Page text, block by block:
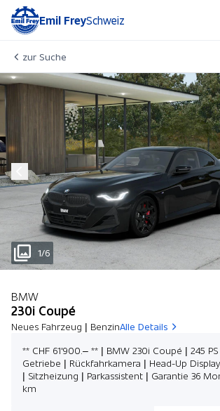
Emil FreySchweiz
zur Suche
1/6
BMW
230i Coupé
Neues Fahrzeug | BenzinAlle Details
** CHF 61'900.– ** | BMW 230i Coupé | 245
Getriebe | Rückfahrkamera | Head-Up
| Sitzheizung | Parkassistent | Garantie 36
km